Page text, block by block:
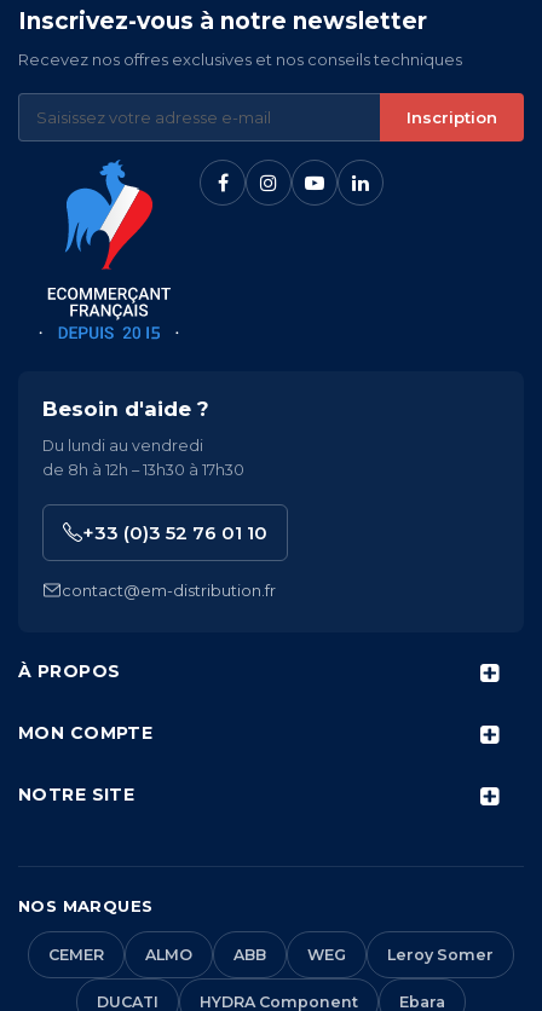
Inscrivez-vous à notre newsletter
Recevez nos offres exclusives et nos conseils techniques
Inscription
À PROPOS
MON COMPTE
NOTRE SITE
Besoin d'aide ?
Du lundi au vendredi
de 8h à 12h – 13h30 à 17h30
+33 (0)3 52 76 01 10
contact@em-distribution.fr
NOS MARQUES
CEMER ALMO ABB WEG Leroy Somer
DUCATI HYDRA Component Ebara